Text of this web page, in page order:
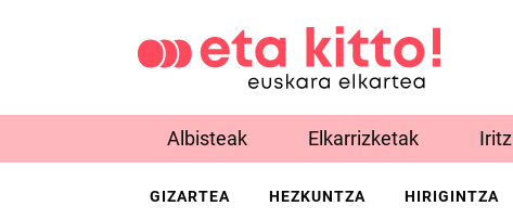
Albisteak Elkarrizketak
GIZARTEA HEZKUNTZA HIRIGINTZA